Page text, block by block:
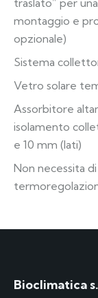
traslato” per
montaggio e
opzionale)
Sistema
Vetro solare
Assorbitore
isolamento
e 10 mm (lati)
Non necessita
Bioclimatica